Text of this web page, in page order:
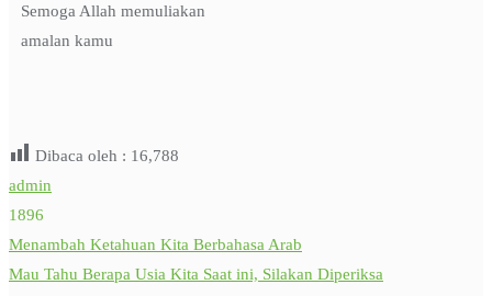
Semoga Allah memuliakan
amalan kamu
Dibaca oleh : 16,788
admin
1896
Post
Menambah Ketahuan Kita Berbahasa Arab
Mau Tahu Berapa Usia Kita Saat ini, Silakan Diperiksa